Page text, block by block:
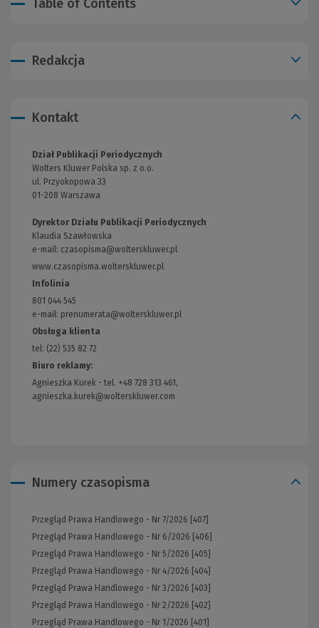
Table of Contents
Redakcja
Kontakt
Dział Publikacji Periodycznych
Wolters Kluwer Polska sp. z o.o.
ul. Przyokopowa 33
01-208 Warszawa
Dyrektor Działu Publikacji Periodycznych
Klaudia Szawłowska
e-mail: czasopisma@wolterskluwer.pl
www.czasopisma.wolterskluwer.pl
Infolinia
801 044 545
e-mail: prenumerata@wolterskluwer.pl
Obsługa klienta
tel: (22) 535 82 72
Biuro reklamy:
Agnieszka Kurek - tel. +48 728 313 461,
agnieszka.kurek@wolterskluwer.com
Numery czasopisma
Przegląd Prawa Handlowego - Nr 7/2026 [407]
Przegląd Prawa Handlowego - Nr 6/2026 [406]
Przegląd Prawa Handlowego - Nr 5/2026 [405]
Przegląd Prawa Handlowego - Nr 4/2026 [404]
Przegląd Prawa Handlowego - Nr 3/2026 [403]
Przegląd Prawa Handlowego - Nr 2/2026 [402]
Przegląd Prawa Handlowego - Nr 1/2026 [401]